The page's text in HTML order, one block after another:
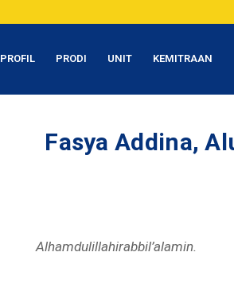
PROFIL PRODI UNIT KEMITRAAN
Fasya Addina,
Alhamdulillahirabbil’alamin.